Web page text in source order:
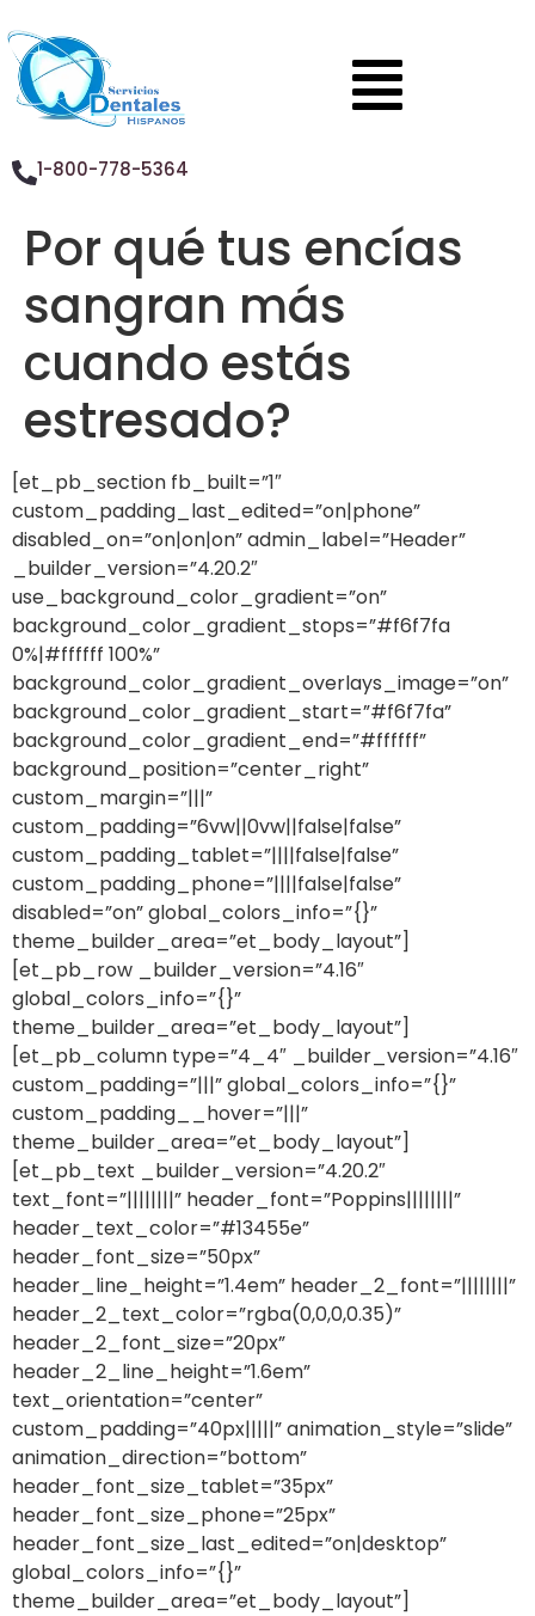
1-800-778-5364
Por qué tus encías
sangran más
cuando estás
estresado?
[et_pb_section fb_built=”1″
custom_padding_last_edited=”on|phone”
disabled_on=”on|on|on” admin_label=”Header”
_builder_version=”4.20.2″
use_background_color_gradient=”on”
background_color_gradient_stops=”#f6f7fa
0%|#ffffff 100%”
background_color_gradient_overlays_image=”on”
background_color_gradient_start=”#f6f7fa”
background_color_gradient_end=”#ffffff”
background_position=”center_right”
custom_margin=”|||”
custom_padding=”6vw||0vw||false|false”
custom_padding_tablet=”||||false|false”
custom_padding_phone=”||||false|false”
disabled=”on” global_colors_info=”{}”
theme_builder_area=”et_body_layout”]
[et_pb_row _builder_version=”4.16″
global_colors_info=”{}”
theme_builder_area=”et_body_layout”]
[et_pb_column type=”4_4″ _builder_version=”4.16″
custom_padding=”|||” global_colors_info=”{}”
custom_padding__hover=”|||”
theme_builder_area=”et_body_layout”]
[et_pb_text _builder_version=”4.20.2″
text_font=”||||||||” header_font=”Poppins||||||||”
header_text_color=”#13455e”
header_font_size=”50px”
header_line_height=”1.4em” header_2_font=”||||||||”
header_2_text_color=”rgba(0,0,0,0.35)”
header_2_font_size=”20px”
header_2_line_height=”1.6em”
text_orientation=”center”
custom_padding=”40px|||||” animation_style=”slide”
animation_direction=”bottom”
header_font_size_tablet=”35px”
header_font_size_phone=”25px”
header_font_size_last_edited=”on|desktop”
global_colors_info=”{}”
theme_builder_area=”et_body_layout”]